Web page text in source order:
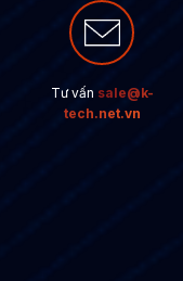
Tư vấn sale@k-
tech.net.vn